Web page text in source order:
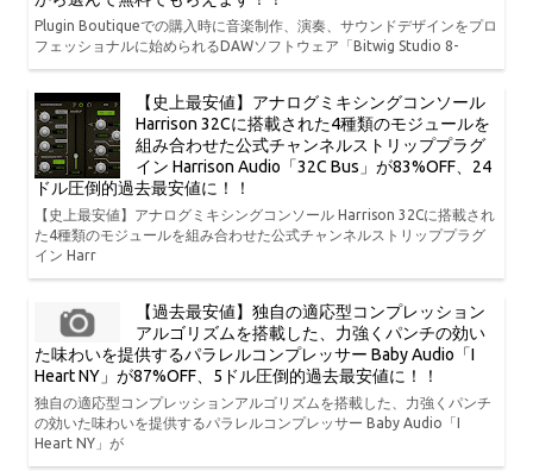
Plugin Boutiqueでの購入時に音楽制作、演奏、サウンドデザインをプロ
フェッショナルに始められるDAWソフトウェア「Bitwig Studio 8-
【史上最安値】アナログミキシングコンソール
Harrison 32Cに搭載された4種類のモジュールを
組み合わせた公式チャンネルストリッププラグ
イン Harrison Audio「32C Bus」が83%OFF、24
ドル圧倒的過去最安値に！！
【史上最安値】アナログミキシングコンソール Harrison 32Cに搭載され
た4種類のモジュールを組み合わせた公式チャンネルストリッププラグ
イン Harr
【過去最安値】独自の適応型コンプレッション
アルゴリズムを搭載した、力強くパンチの効い
た味わいを提供するパラレルコンプレッサー Baby Audio「I
Heart NY」が87%OFF、5ドル圧倒的過去最安値に！！
独自の適応型コンプレッションアルゴリズムを搭載した、力強くパンチ
の効いた味わいを提供するパラレルコンプレッサー Baby Audio「I
Heart NY」が